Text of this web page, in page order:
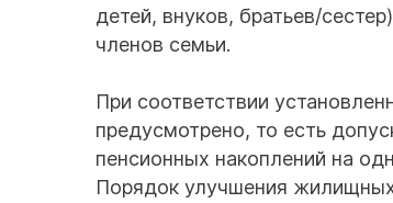
детей, внуков, братьев/
членов семьи.
При соответствии
предусмотрено, то есть
пенсионных накоплений на
Порядок улучшения